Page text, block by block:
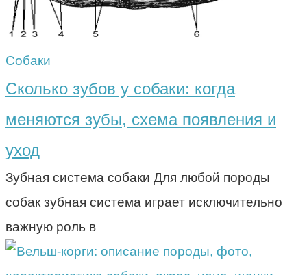
Собаки
Сколько зубов у собаки: когда
меняются зубы, схема появления и
уход
Зубная система собаки Для любой породы
собак зубная система играет исключительно
важную роль в